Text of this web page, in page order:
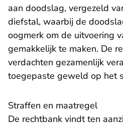
aan doodslag, vergezeld
diefstal, waarbij de
oogmerk om de uitvoering
gemakkelijk te maken. De
verdachten gezamenlijk
toegepaste geweld op het
Straffen en maatregel
De rechtbank vindt ten